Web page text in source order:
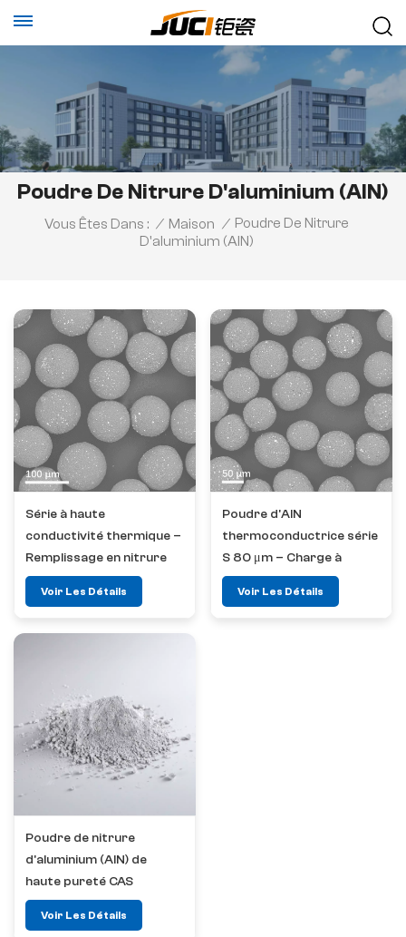
Poudre De Nitrure D'aluminium (AlN)
Vous Êtes Dans : / Maison / Poudre De Nitrure
D'aluminium (AlN)
Série à haute
conductivité thermique –
Remplissage en nitrure
d'aluminium (AlN) 100 μm
Voir Les Détails
Poudre d'AlN
thermoconductrice série
S 80 μm – Charge à
conductivité thermique
supérieure
Voir Les Détails
Poudre de nitrure
d'aluminium (AlN) de
haute pureté CAS
24304-00-5
Voir Les Détails